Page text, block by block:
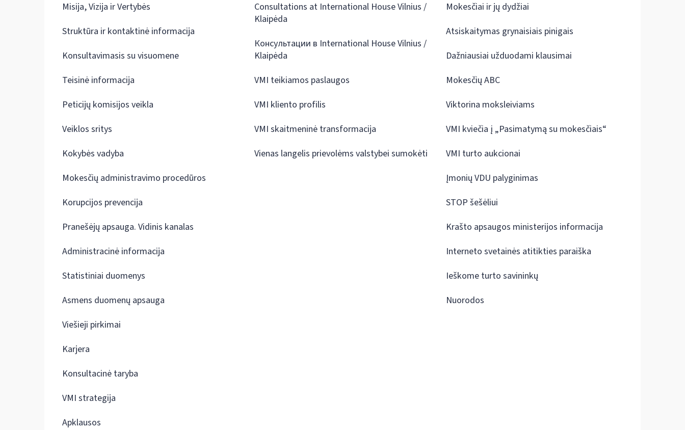
Misija, Vizija ir Vertybės
Struktūra ir kontaktinė informacija
Konsultavimasis su visuomene
Teisinė informacija
Peticijų komisijos veikla
Veiklos sritys
Kokybės vadyba
Mokesčių administravimo procedūros
Korupcijos prevencija
Pranešėjų apsauga. Vidinis kanalas
Administracinė informacija
Statistiniai duomenys
Asmens duomenų apsauga
Viešieji pirkimai
Karjera
Konsultacinė taryba
VMI strategija
Apklausos
Consultations at International House Vilnius /
Klaipėda
Консультации в International House Vilnius /
Klaipėda
VMI teikiamos paslaugos
VMI kliento profilis
VMI skaitmeninė transformacija
Vienas langelis prievolėms valstybei sumokėti
Mokesčiai ir jų dydžiai
Atsiskaitymas grynaisiais pinigais
Dažniausiai užduodami klausimai
Mokesčių ABC
Viktorina moksleiviams
VMI kviečia į „Pasimatymą su mokesčiais“
VMI turto aukcionai
Įmonių VDU palyginimas
STOP šešėliui
Krašto apsaugos ministerijos informacija
Interneto svetainės atitikties paraiška
Ieškome turto savininkų
Nuorodos